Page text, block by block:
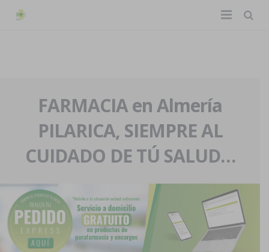
La farmacia
Nuestra historia
Nuestro equipo
Eventos
Servicios y reservas
Pedidos express
Blog
Contacto
FARMACIA en Almería
PILARICA, SIEMPRE AL
CUIDADO DE TÚ SALUD…